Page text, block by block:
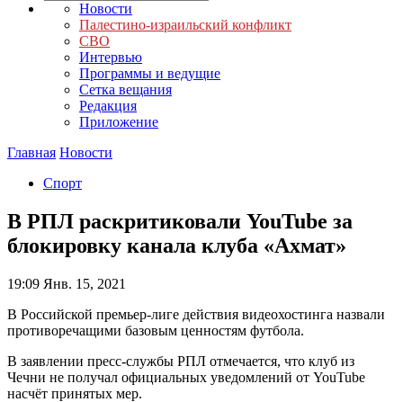
Новости
Палестино-израильский конфликт
СВО
Интервью
Программы и ведущие
Сетка вещания
Редакция
Приложение
Главная Новости
Спорт
В РПЛ раскритиковали YouTube за
блокировку канала клуба «Ахмат»
19:09 Янв. 15, 2021
В Российской премьер-лиге действия видеохостинга назвали
противоречащими базовым ценностям футбола.
В заявлении пресс-службы РПЛ отмечается, что клуб из
Чечни не получал официальных уведомлений от YouTube
насчёт принятых мер.